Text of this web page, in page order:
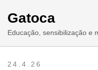
Gatoca
Educação, sensibilização e
24.4.26